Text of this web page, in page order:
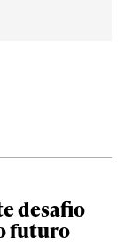
desafio
futuro